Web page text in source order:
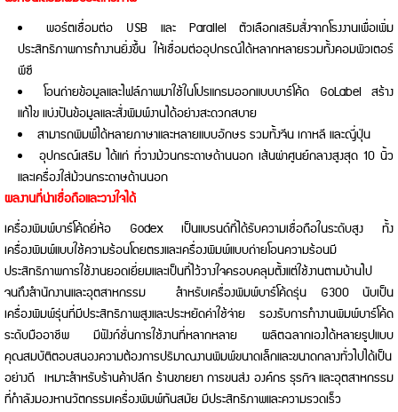
พอร์ตเชื่อมต่อ USB และ Parallel ตัวเลือกเสริมสั่งจากโรงงานเพื่อเพิ่ม
ประสิทธิภาพการทำงานยิ่งขึ้น ให้เชื่อมต่ออุปกรณ์ได้หลากหลายรวมทั้งคอมพิวเตอร์
พีซี
โอนถ่ายข้อมูลและไฟล์ภาพมาใช้ในโปรแกรมออกแบบบาร์โค้ด GoLabel สร้าง
แก้ไข แบ่งปันข้อมูลและสั่งพิมพ์งานได้อย่างสะดวกสบาย
สามารถพิมพ์ได้หลายภาษาและหลายแบบอักษร รวมทั้งจีน เกาหลี และญี่ปุ่น
อุปกรณ์เสริม ได้แก่ ที่วางม้วนกระดาษด้านนอก เส้นผ่าศูนย์กลางสูงสุด 10 นิ้ว
และเครื่องใส่ม้วนกระดาษด้านนอก
ผลงานที่น่าเชื่อถือและวางใจได้
เครื่องพิมพ์บาร์โค้ดยี่ห้อ Godex เป็นแบรนด์ที่ได้รับความเชื่อถือในระดับสูง ทั้ง
เครื่องพิมพ์แบบใช้ความร้อนโดยตรงและเครื่องพิมพ์แบบถ่ายโอนความร้อนมี
ประสิทธิภาพการใช้งานยอดเยี่ยมและเป็นที่ไว้วางใจครอบคลุมตั้งแต่ใช้งานตามบ้านไป
จนถึงสำนักงานและอุตสาหกรรม สำหรับเครื่องพิมพ์บาร์โค้ดรุ่น G300 นับเป็น
เครื่องพิมพ์รุ่นที่มีประสิทธิภาพสูงและประหยัดค่าใช้จ่าย รองรับการทำงานพิมพ์บาร์โค้ด
ระดับมืออาชีพ มีฟังก์ชั่นการใช้งานที่หลากหลาย ผลิตฉลากเองได้หลายรูปแบบ
คุณสมบัติตอบสนองความต้องการปริมาณงานพิมพ์ขนาดเล็กและขนาดกลางทั่วไปได้เป็น
อย่างดี เหมาะสำหรับร้านค้าปลีก ร้านขายยา การขนส่ง องค์กร ธุรกิจ และอุตสาหกรรม
ที่กำลังมองหานวัตกรรมเครื่องพิมพ์ทันสมัย มีประสิทธิภาพและความรวดเร็ว